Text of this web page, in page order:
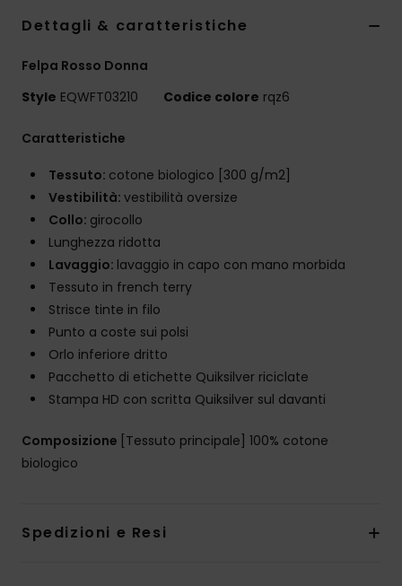
Dettagli & caratteristiche
Felpa Rosso Donna
Style EQWFT03210 Codice colore rqz6
Caratteristiche
Tessuto: cotone biologico [300 g/m2]
Vestibilità: vestibilità oversize
Collo: girocollo
Lunghezza ridotta
Lavaggio: lavaggio in capo con mano morbida
Tessuto in french terry
Strisce tinte in filo
Punto a coste sui polsi
Orlo inferiore dritto
Pacchetto di etichette Quiksilver riciclate
Stampa HD con scritta Quiksilver sul davanti
Composizione [Tessuto principale] 100% cotone
biologico
Spedizioni e Resi